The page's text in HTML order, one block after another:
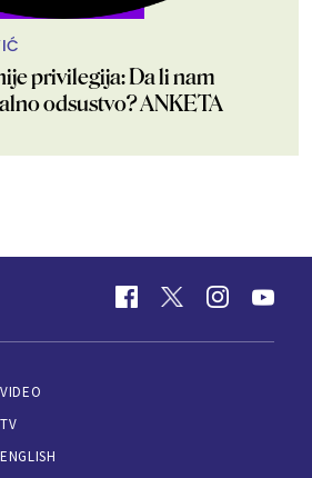
privilegija: Da li nam
odsustvo? ANKETA
VIDEO
TV
ENGLISH